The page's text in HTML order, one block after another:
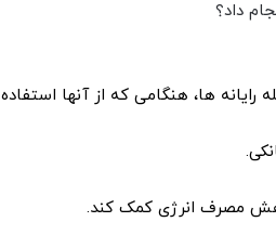
ها، هنگامی که از آنها استفاده
مصرف انرژی کمک کند.